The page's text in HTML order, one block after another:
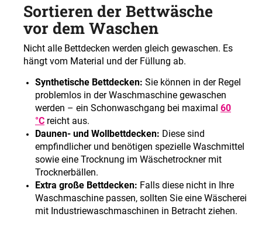
Sortieren der Bettwäsche
vor dem Waschen
Nicht alle Bettdecken werden gleich gewaschen. Es
hängt vom Material und der Füllung ab.
Synthetische Bettdecken: Sie können in der Regel
problemlos in der Waschmaschine gewaschen
werden – ein Schonwaschgang bei maximal 60
°C reicht aus.
Daunen- und Wollbettdecken: Diese sind
empfindlicher und benötigen spezielle Waschmittel
sowie eine Trocknung im Wäschetrockner mit
Trocknerbällen.
Extra große Bettdecken: Falls diese nicht in Ihre
Waschmaschine passen, sollten Sie eine Wäscherei
mit Industriewaschmaschinen in Betracht ziehen.